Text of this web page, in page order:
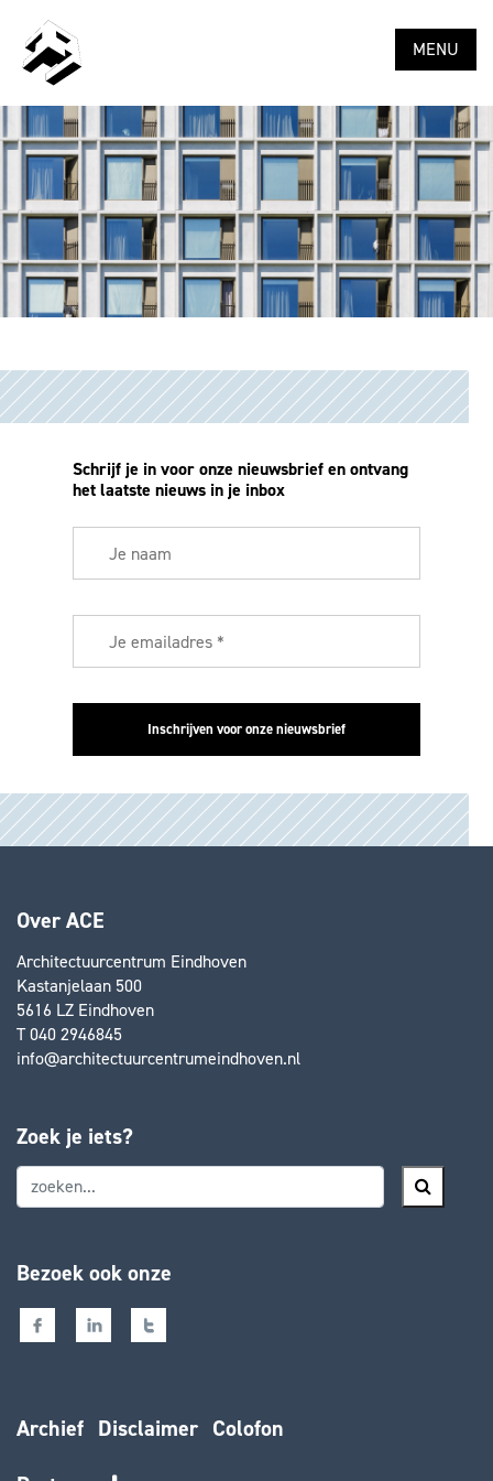
MENU
Schrijf je in voor onze nieuwsbrief en ontvang
het laatste nieuws in je inbox
Over ACE
Architectuurcentrum Eindhoven
Kastanjelaan 500
5616 LZ Eindhoven
T 040 2946845
info@architectuurcentrumeindhoven.nl
Zoek je iets?
Bezoek ook onze
Archief Disclaimer Colofon